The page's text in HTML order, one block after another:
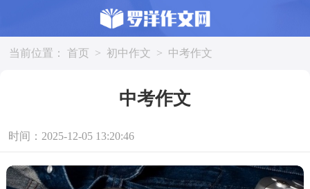
当前位置： 首页 > 初中作文 > 中考作文
中考作文
时间：2025-12-05 13:20:46